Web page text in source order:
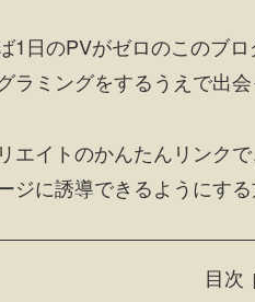
1日のPVがゼロのこのブ
ラミングをするうえで出
エイトのかんたんリンク
ジに誘導できるようにする
目次